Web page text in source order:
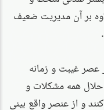
بر آن مدیریت ضعیف
عصر غیبت و زمانه
همه مشکلات و
و از عنصر واقع بینی